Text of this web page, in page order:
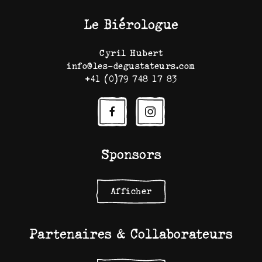
Le Biérologue
Cyril Hubert
info@les-degustateurs.com
+41 (0)79 748 17 83
Sponsors
Afficher
Partenaires & Collaborateurs